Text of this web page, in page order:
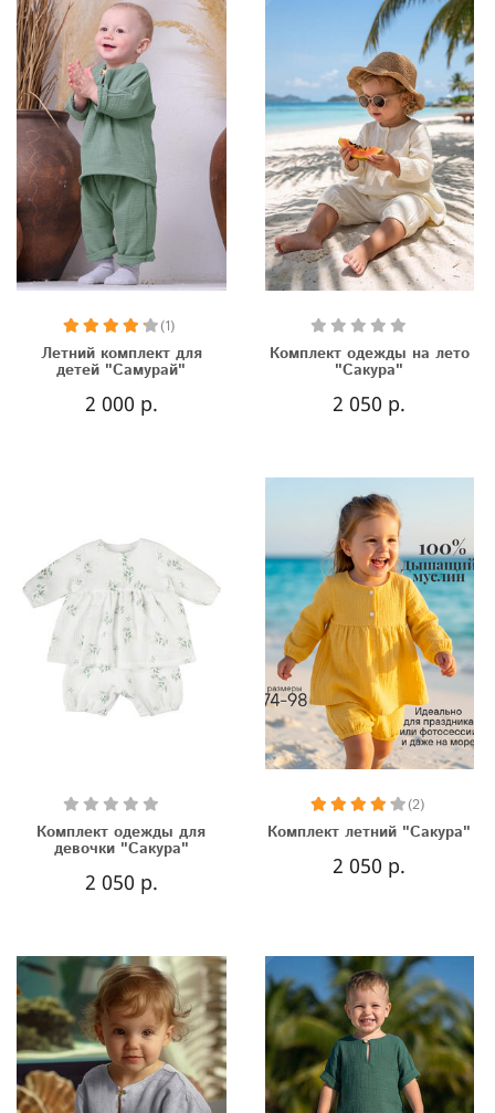
Летний комплект для
детей "Самурай"
(1)
2 000 р.
Комплект одежды на лето
"Сакура"
2 050 р.
Комплект одежды для
девочки "Сакура"
2 050 р.
Комплект летний "Сакура"
(2)
2 050 р.